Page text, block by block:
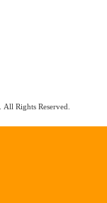
. All Rights Reserved.